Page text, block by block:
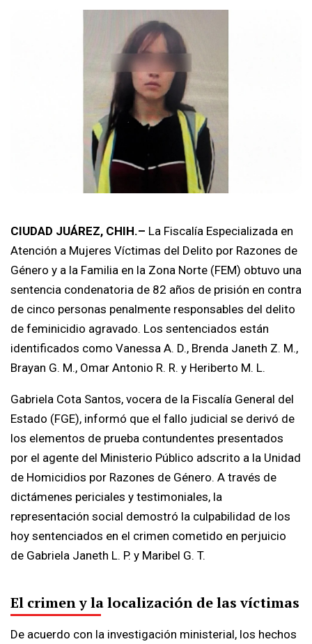
CIUDAD JUÁREZ, CHIH.– La Fiscalía Especializada en
Atención a Mujeres Víctimas del Delito por Razones de
Género y a la Familia en la Zona Norte (FEM) obtuvo una
sentencia condenatoria de 82 años de prisión en contra
de cinco personas penalmente responsables del delito
de feminicidio agravado. Los sentenciados están
identificados como Vanessa A. D., Brenda Janeth Z. M.,
Brayan G. M., Omar Antonio R. R. y Heriberto M. L.
Gabriela Cota Santos, vocera de la Fiscalía General del
Estado (FGE), informó que el fallo judicial se derivó de
los elementos de prueba contundentes presentados
por el agente del Ministerio Público adscrito a la Unidad
de Homicidios por Razones de Género. A través de
dictámenes periciales y testimoniales, la
representación social demostró la culpabilidad de los
hoy sentenciados en el crimen cometido en perjuicio
de Gabriela Janeth L. P. y Maribel G. T.
El crimen y la localización de las víctimas
De acuerdo con la investigación ministerial, los hechos